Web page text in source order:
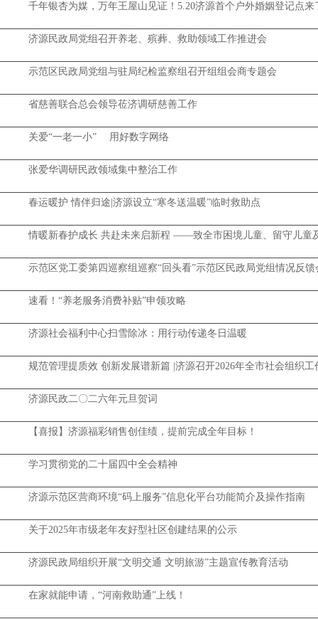
千年银杏为媒，万年王屋山见证！5.20济源首个户外婚姻登记点来
济源民政局党组召开养老、殡葬、救助领域工作推进会
示范区民政局党组与驻局纪检监察组召开组组会商专题会
省慈善联合总会领导莅济调研慈善工作
关爱“一老一小” 用好数字网络
张爱华调研民政领域集中整治工作
春运暖护 情伴归途|济源设立“寒冬送温暖”临时救助点
情暖新春护成长 共赴未来启新程 ——致全市困境儿童、留守儿童
示范区党工委第四巡察组巡察“回头看”示范区民政局党组情况反馈
速看！“养老服务消费补贴”申领攻略
济源社会福利中心扫雪除冰：用行动传递冬日温暖
规范管理提质效 创新发展谱新篇 |济源召开2026年全市社会组织工
济源民政二〇二六年元旦贺词
【喜报】济源福彩销售创佳绩，提前完成全年目标！
学习贯彻党的二十届四中全会精神
济源示范区营商环境“码上服务”信息化平台功能简介及操作指南
关于2025年市级老年友好型社区创建结果的公示
济源民政局组织开展“文明交通 文明旅游”主题宣传教育活动
在家就能申请，“河南救助通”上线！